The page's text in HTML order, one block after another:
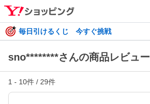
毎日引けるくじ 今すぐ挑戦
sno********さんの商品レビュー
1 - 10件 / 29件